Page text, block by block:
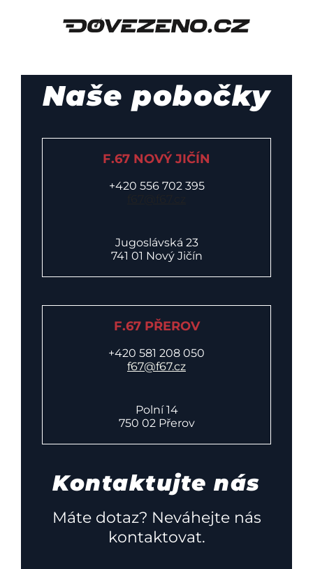
Naše pobočky
F.67 NOVÝ JIČÍN
+420 556 702 395
Jugoslávská 23
741 01 Nový Jičín
F.67 PŘEROV
+420 581 208 050
f67@f67.cz
Polní 14
750 02 Přerov
Kontaktujte nás
Máte dotaz? Neváhejte nás
kontaktovat.